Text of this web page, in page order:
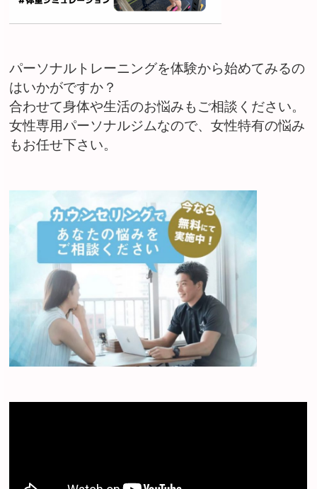
パーソナルトレーニングを体験から始めてみるの
はいかがですか？
合わせて身体や生活のお悩みもご相談ください。
女性専用パーソナルジムなので、女性特有の悩み
もお任せ下さい。